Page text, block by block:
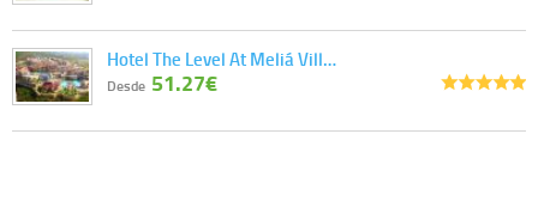
Hotel The Level At Meliá Vill…
Desde 51.27€